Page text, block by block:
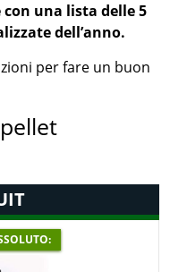
una lista delle 5
dell’anno.
per fare un buon